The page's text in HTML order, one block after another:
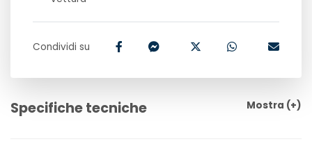
Condividi su
Specifiche tecniche Mostra (+)